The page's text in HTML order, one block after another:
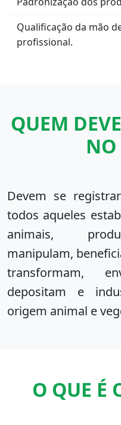
Qualificação da mão
profissional.
QUEM
NO
Devem se
todos aqueles
animais,
manipulam,
transformam,
depositam e
origem animal e
O QUE É